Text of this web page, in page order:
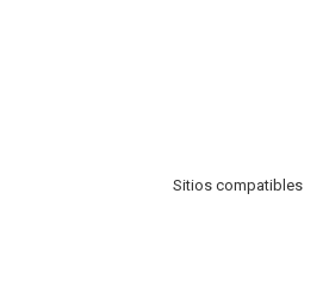
Sitios compatibles